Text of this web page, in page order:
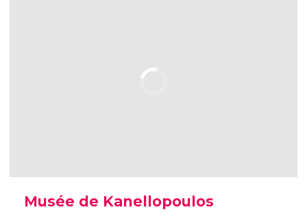
Musée de Kanellopoulos